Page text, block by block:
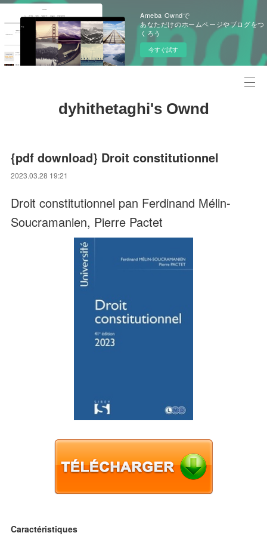
Ameba Owndで
あなただけのホームページやブログをつ
くろう
今すぐ試す
dyhithetaghi's Ownd
{pdf download} Droit constitutionnel
2023.03.28 19:21
Droit constitutionnel pan Ferdinand Mélin-
Soucramanien, Pierre Pactet
Caractéristiques